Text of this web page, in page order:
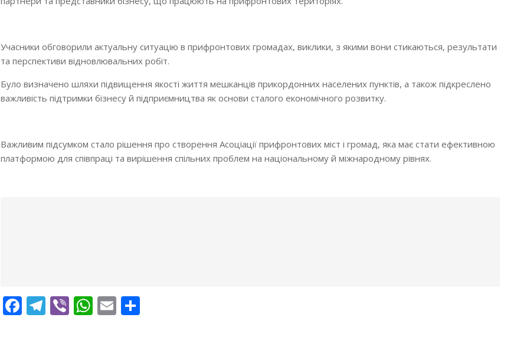
Учасники обговорили актуальну ситуацію в прифронтових громадах, виклики, з якими вони стикаються, результати
та перспективи відновлювальних робіт.
Було визначено шляхи підвищення якості життя мешканців прикордонних населених пунктів, а також підкреслено
важливість підтримки бізнесу й підприємництва як основи сталого економічного розвитку.
Важливим підсумком стало рішення про створення Асоціації прифронтових міст і громад, яка має стати ефективною
платформою для співпраці та вирішення спільних проблем на національному й міжнародному рівнях.
Facebook
Telegram
ViberWhatsApp
Email